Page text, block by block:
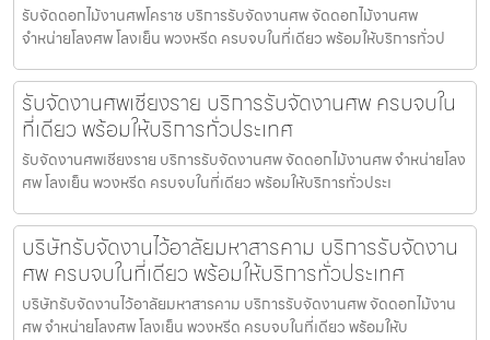
รับจัดดอกไม้งานศพโคราช บริการรับจัดงานศพ จัดดอกไม้งานศพ
จำหน่ายโลงศพ โลงเย็น พวงหรีด ครบจบในที่เดียว พร้อมให้บริการทั่วป
รับจัดงานศพเชียงราย บริการรับจัดงานศพ ครบจบใน
ที่เดียว พร้อมให้บริการทั่วประเทศ
รับจัดงานศพเชียงราย บริการรับจัดงานศพ จัดดอกไม้งานศพ จำหน่ายโลง
ศพ โลงเย็น พวงหรีด ครบจบในที่เดียว พร้อมให้บริการทั่วประเ
บริษัทรับจัดงานไว้อาลัยมหาสารคาม บริการรับจัดงาน
ศพ ครบจบในที่เดียว พร้อมให้บริการทั่วประเทศ
บริษัทรับจัดงานไว้อาลัยมหาสารคาม บริการรับจัดงานศพ จัดดอกไม้งาน
ศพ จำหน่ายโลงศพ โลงเย็น พวงหรีด ครบจบในที่เดียว พร้อมให้บ